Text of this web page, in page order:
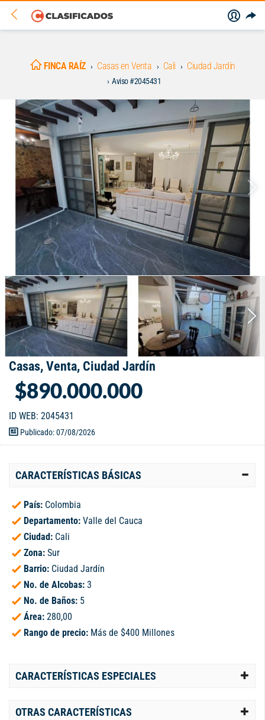
FINCA RAÍZ Casas en Venta Cali Ciudad Jardín
Aviso #2045431
Casas, Venta, Ciudad Jardín
$890.000.000
ID WEB: 2045431
Publicado: 07/08/2026
CARACTERÍSTICAS BÁSICAS
País: Colombia
Departamento: Valle del Cauca
Ciudad: Cali
Zona: Sur
Barrio: Ciudad Jardín
No. de Alcobas: 3
No. de Baños: 5
Área: 280,00
Rango de precio: Más de $400 Millones
CARACTERÍSTICAS ESPECIALES
OTRAS CARACTERÍSTICAS